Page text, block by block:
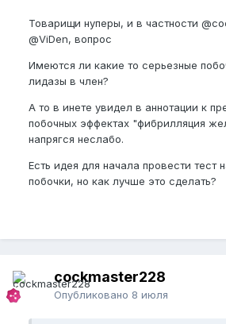
Товарищи нуперы, и в частности
@ViDen, вопрос
Имеются ли какие то серьезные
лидазы в член?
А то в инете увидел в аннотации к
побочных эффектах "фибрилляция
напрягся неслабо.
Есть идея для начала провести тест
побочки, но как лучше это сделать?
cockmaster228
Опубликовано 8 июля